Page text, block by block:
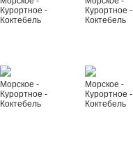
Курортное -
Коктебель
Курортное -
Коктебель
Морское -
Курортное -
Коктебель
Морское -
Курортное -
Коктебель